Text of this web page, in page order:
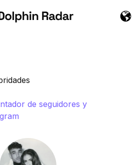
de seguidores y